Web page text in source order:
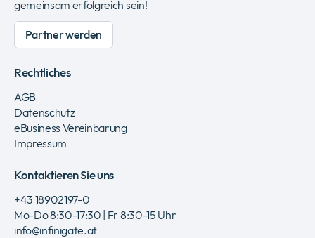
gemeinsam erfolgreich sein!
Partner werden
Rechtliches
AGB
Datenschutz
eBusiness Vereinbarung
Impressum
Kontaktieren Sie uns
+43 18902197-0
Mo-Do 8:30-17:30 | Fr 8:30-15 Uhr
info@infinigate.at